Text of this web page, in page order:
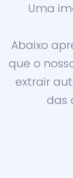
Uma
Abaixo
que o
extrair
das